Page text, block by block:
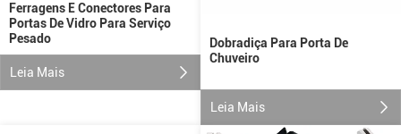
Ferragens E Conectores Para
Portas De Vidro Para Serviço
Pesado
Leia Mais
Dobradiça Para Porta De
Chuveiro
Leia Mais